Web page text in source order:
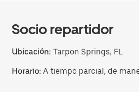
Socio repartidor
Ubicación: Tarpon Springs, FL
Horario: A tiempo parcial, de